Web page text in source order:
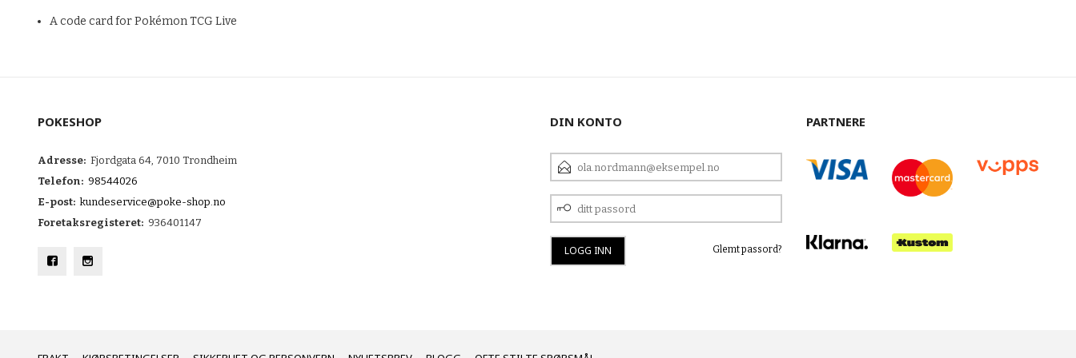
A code card for Pokémon TCG Live
POKESHOP
Adresse: Fjordgata 64, 7010 Trondheim
Telefon: 98544026
E-post: kundeservice@poke-shop.no
Foretaksregisteret: 936401147
DIN KONTO
E-
POSTADRESSE
DITT
PASSORD
Glemt passord?
PARTNERE